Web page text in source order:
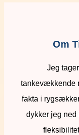
Om
Jeg
tankevækkende
fakta i
dykker jeg ned